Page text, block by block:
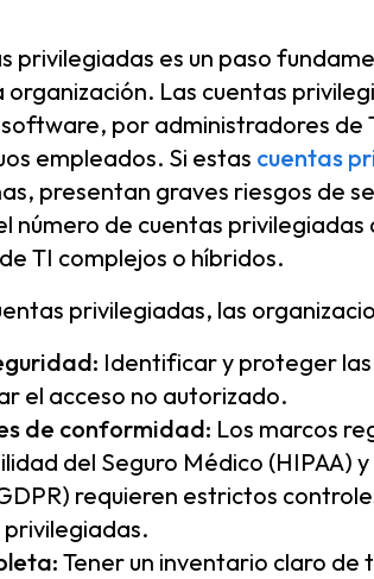
privilegiadas es un paso
Las cuentas
por administradores de
empleados. Si estas cuentas
presentan graves riesgos de
número de cuentas privilegiadas
TI complejos o híbridos.
privilegiadas, las
Identificar y proteger
el acceso no autorizado.
de conformidad: Los marcos
del Seguro Médico (HIPAA)
requieren estrictos
Tener un inventario claro de